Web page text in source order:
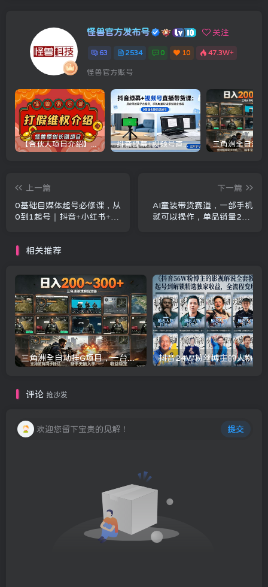
怪兽官方发布号 关注
63 2534 0 10 47.3W+
怪兽官方账号
【合伙人项目介绍】打假维权项目介绍 抖音绿幕+视频号直播带货课：居家照着稿子念起号，手机电脑双场景搭建全流程
上一篇
0基础自媒体起号必修课，从
0到1起号｜抖音+小红书+视
下一篇
AI童装带货赛道，一部手机
就可以操作，单品销量2w+
相关推荐
三角洲全自动挂G项目，一台电脑即可操作，防封稳账号，日收益300+，收益全程包回收，省心稳賺【揭秘】
评论 抢沙发
欢迎您留下宝贵的见解！ 提交